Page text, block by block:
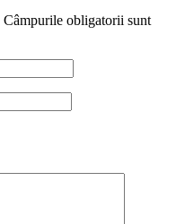
Câmpurile obligatorii sunt